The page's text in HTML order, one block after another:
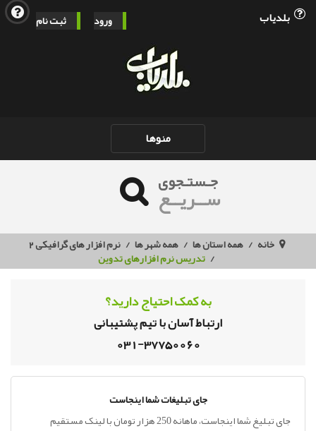
ورود ثبت نام بلدیاب
Toggle
navigation
منوها
جـستـجوی
ســریــع
خانه همه استان ها همه شهر ها نرم افزار های گرافیکی 2
تدریس نرم افزارهای تدوین
به کمک احتیاج دارید؟
ارتباط آسان با تیم پشتیبانی
031-37750060
جای تبلیغات شما اینجاست
جای تبلیغ شما اینجاست، ماهانه 250 هزار تومان با لینک مستقیم